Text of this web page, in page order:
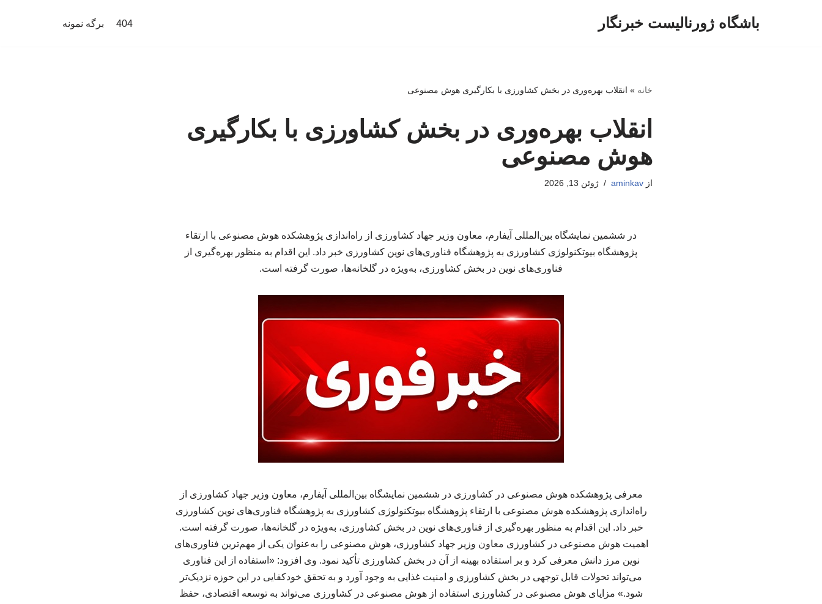
باشگاه ژورنالیست خبرنگار 404 برگه نمونه
خانه » انقلاب بهره‌وری در بخش کشاورزی با بکارگیری هوش مصنوعی
انقلاب بهره‌وری در بخش کشاورزی با بکارگیری
هوش مصنوعی
ازaminkav ژوئن 13, 2026
در ششمین نمایشگاه بین‌المللی آیفارم، معاون وزیر جهاد کشاورزی از راه‌اندازی پژوهشکده هوش مصنوعی با ارتقاء
پژوهشگاه بیوتکنولوژی کشاورزی به پژوهشگاه فناوری‌های نوین کشاورزی خبر داد. این اقدام به منظور بهره‌گیری از
فناوری‌های نوین در بخش کشاورزی، به‌ویژه در گلخانه‌ها، صورت گرفته است.
معرفی پژوهشکده هوش مصنوعی در کشاورزی در ششمین نمایشگاه بین‌المللی آیفارم، معاون وزیر جهاد کشاورزی از
راه‌اندازی پژوهشکده هوش مصنوعی با ارتقاء پژوهشگاه بیوتکنولوژی کشاورزی به پژوهشگاه فناوری‌های نوین کشاورزی
خبر داد. این اقدام به منظور بهره‌گیری از فناوری‌های نوین در بخش کشاورزی، به‌ویژه در گلخانه‌ها، صورت گرفته است.
اهمیت هوش مصنوعی در کشاورزی معاون وزیر جهاد کشاورزی، هوش مصنوعی را به‌عنوان یکی از مهم‌ترین فناوری‌های
نوین مرز دانش معرفی کرد و بر استفاده بهینه از آن در بخش کشاورزی تأکید نمود. وی افزود: «استفاده از این فناوری
می‌تواند تحولات قابل توجهی در بخش کشاورزی و امنیت غذایی به وجود آورد و به تحقق خودکفایی در این حوزه نزدیک‌تر
شود.» مزایای هوش مصنوعی در کشاورزی استفاده از هوش مصنوعی در کشاورزی می‌تواند به توسعه اقتصادی، حفظ